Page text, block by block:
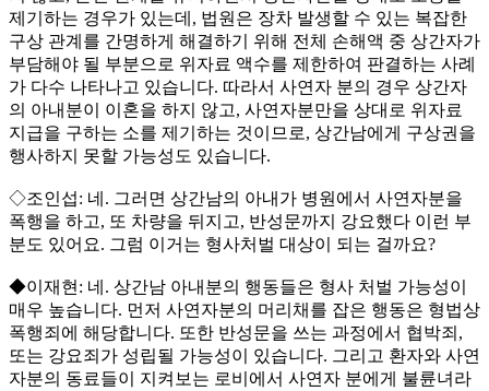
제기하는 경우가 있는데, 법원은 장차 발생할 수 있는 복잡한
구상 관계를 간명하게 해결하기 위해 전체 손해액 중 상간자가
부담해야 될 부분으로 위자료 액수를 제한하여 판결하는 사례
가 다수 나타나고 있습니다. 따라서 사연자 분의 경우 상간자
의 아내분이 이혼을 하지 않고, 사연자분만을 상대로 위자료
지급을 구하는 소를 제기하는 것이므로, 상간남에게 구상권을
행사하지 못할 가능성도 있습니다.
◇조인섭: 네. 그러면 상간남의 아내가 병원에서 사연자분을
폭행을 하고, 또 차량을 뒤지고, 반성문까지 강요했다 이런 부
분도 있어요. 그럼 이거는 형사처벌 대상이 되는 걸까요?
◆이재현: 네. 상간남 아내분의 행동들은 형사 처벌 가능성이
매우 높습니다. 먼저 사연자분의 머리채를 잡은 행동은 형법상
폭행죄에 해당합니다. 또한 반성문을 쓰는 과정에서 협박죄,
또는 강요죄가 성립될 가능성이 있습니다. 그리고 환자와 사연
자분의 동료들이 지켜보는 로비에서 사연자 분에게 불륜녀라